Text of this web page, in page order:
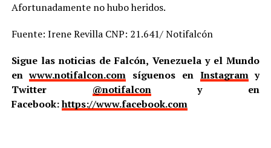
Afortunadamente no hubo heridos.
Fuente: Irene Revilla CNP: 21.641/ Notifalcón
Sigue las noticias de Falcón, Venezuela y el Mundo
enwww.notifalcon.com síguenos en Instagramy
Twitter @notifalcony en
Facebook:https://www.facebook.com